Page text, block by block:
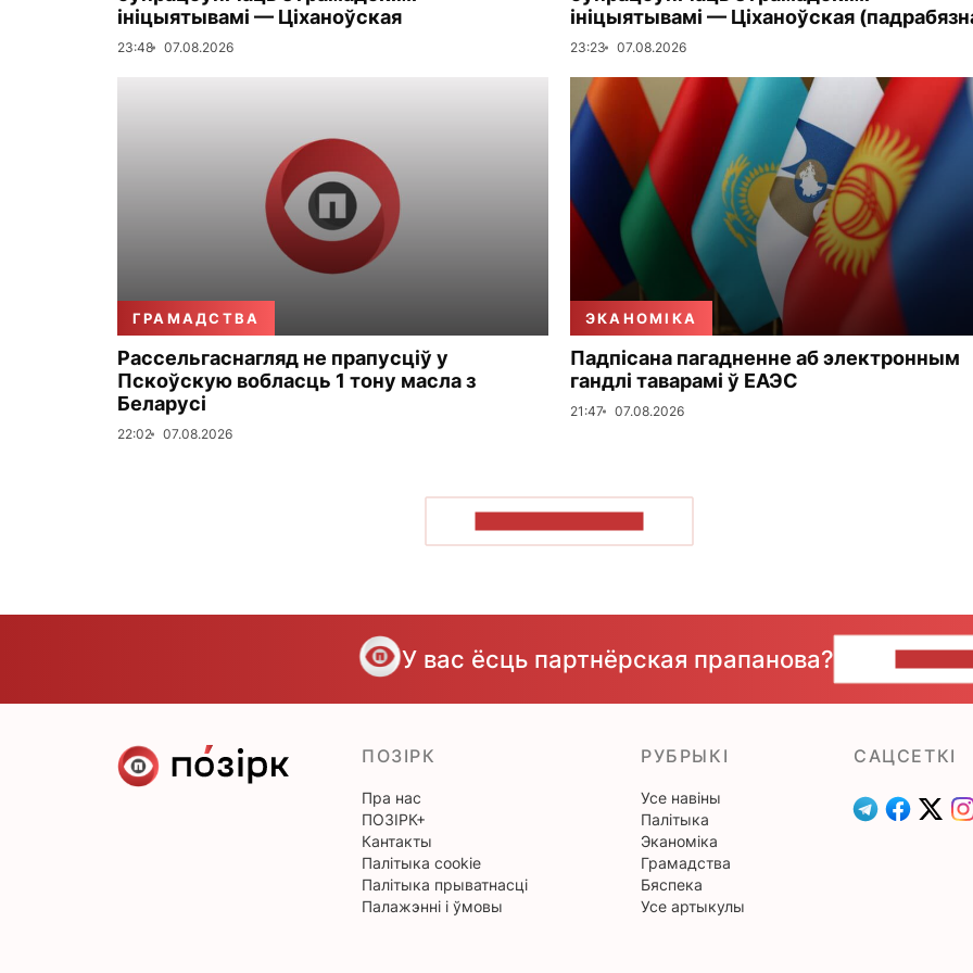
ініцыятывамі — Ціханоўская
23:48 07.08.2026
ініцыятывамі — Ціханоўская
23:23 07.08.2026
ГРАМАДСТВА
Рассельгаснагляд не прапусціў у
Пскоўскую вобласць 1 тону масла з
Беларусі
22:02 07.08.2026
ЭКАНОМІКА
Падпісана пагадненне аб электронным
гандлі таварамі ў ЕАЭС
21:47 07.08.2026
У вас ёсць партнёрская прапанова?
ПОЗІРК
Пра нас
ПОЗІРК+
Кантакты
Палітыка cookie
Палітыка прыватнасці
Палажэнні і ўмовы
РУБРЫКІ
Усе навіны
Палітыка
Эканоміка
Грамадства
Бяспека
Усе артыкулы
САЦСЕТКІ